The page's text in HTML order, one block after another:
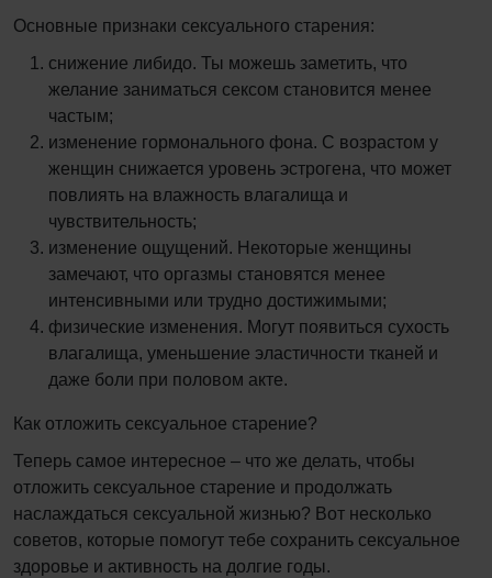
Основные признаки сексуального старения:
снижение либидо. Ты можешь заметить, что
желание заниматься сексом становится менее
частым;
изменение гормонального фона. С возрастом у
женщин снижается уровень эстрогена, что может
повлиять на влажность влагалища и
чувствительность;
изменение ощущений. Некоторые женщины
замечают, что оргазмы становятся менее
интенсивными или трудно достижимыми;
физические изменения. Могут появиться сухость
влагалища, уменьшение эластичности тканей и
даже боли при половом акте.
Как отложить сексуальное старение?
Теперь самое интересное – что же делать, чтобы
отложить сексуальное старение и продолжать
наслаждаться сексуальной жизнью? Вот несколько
советов, которые помогут тебе сохранить сексуальное
здоровье и активность на долгие годы.